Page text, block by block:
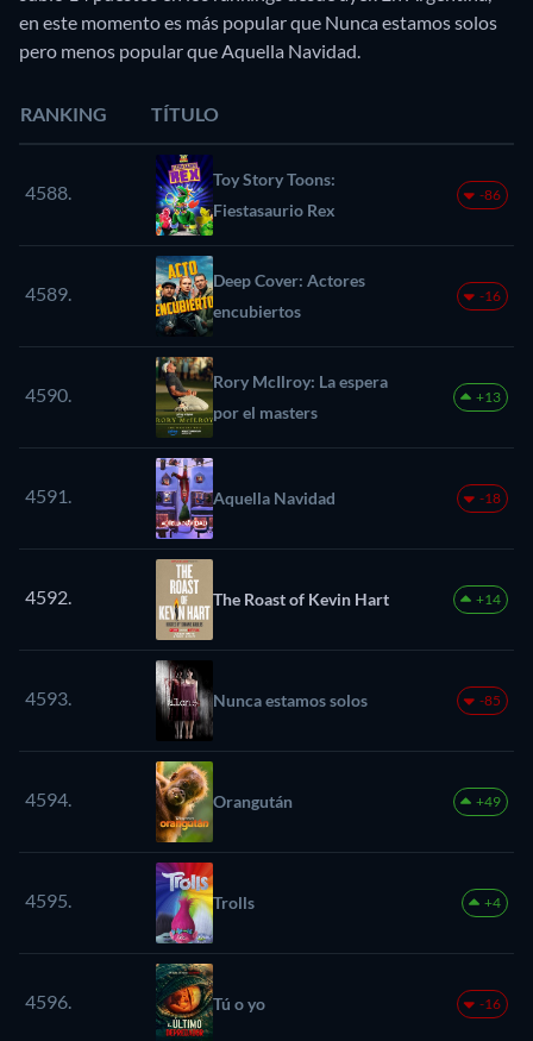
en este momento es más popular que Nunca estamos solos
pero menos popular que Aquella Navidad.
RANKING TÍTULO
4588.
Toy Story Toons:
Fiestasaurio Rex
-86
4589.
Deep Cover: Actores
encubiertos
-16
4590.
Rory McIlroy: La espera
por el masters
+13
4591. Aquella Navidad -18
4592. The Roast of Kevin Hart +14
4593. Nunca estamos solos -85
4594. Orangután +49
4595. Trolls +4
4596. Tú o yo -16